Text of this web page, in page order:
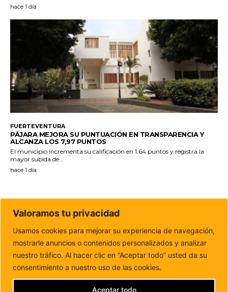
hace 1 día
FUERTEVENTURA
PÁJARA MEJORA SU PUNTUACIÓN EN TRANSPARENCIA Y
ALCANZA LOS 7,97 PUNTOS
El municipio incrementa su calificación en 1,64 puntos y registra la
mayor subida de...
hace 1 día